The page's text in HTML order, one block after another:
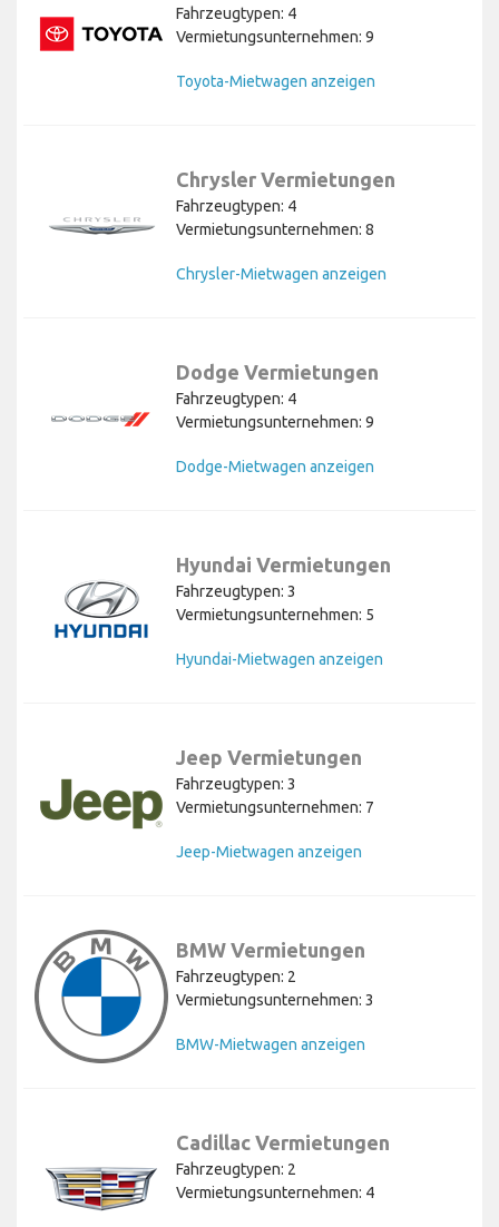
Fahrzeugtypen: 4
Vermietungsunternehmen: 9
Toyota-Mietwagen anzeigen
Chrysler Vermietungen
Fahrzeugtypen: 4
Vermietungsunternehmen: 8
Chrysler-Mietwagen anzeigen
Dodge Vermietungen
Fahrzeugtypen: 4
Vermietungsunternehmen: 9
Dodge-Mietwagen anzeigen
Hyundai Vermietungen
Fahrzeugtypen: 3
Vermietungsunternehmen: 5
Hyundai-Mietwagen anzeigen
Jeep Vermietungen
Fahrzeugtypen: 3
Vermietungsunternehmen: 7
Jeep-Mietwagen anzeigen
BMW Vermietungen
Fahrzeugtypen: 2
Vermietungsunternehmen: 3
BMW-Mietwagen anzeigen
Cadillac Vermietungen
Fahrzeugtypen: 2
Vermietungsunternehmen: 4